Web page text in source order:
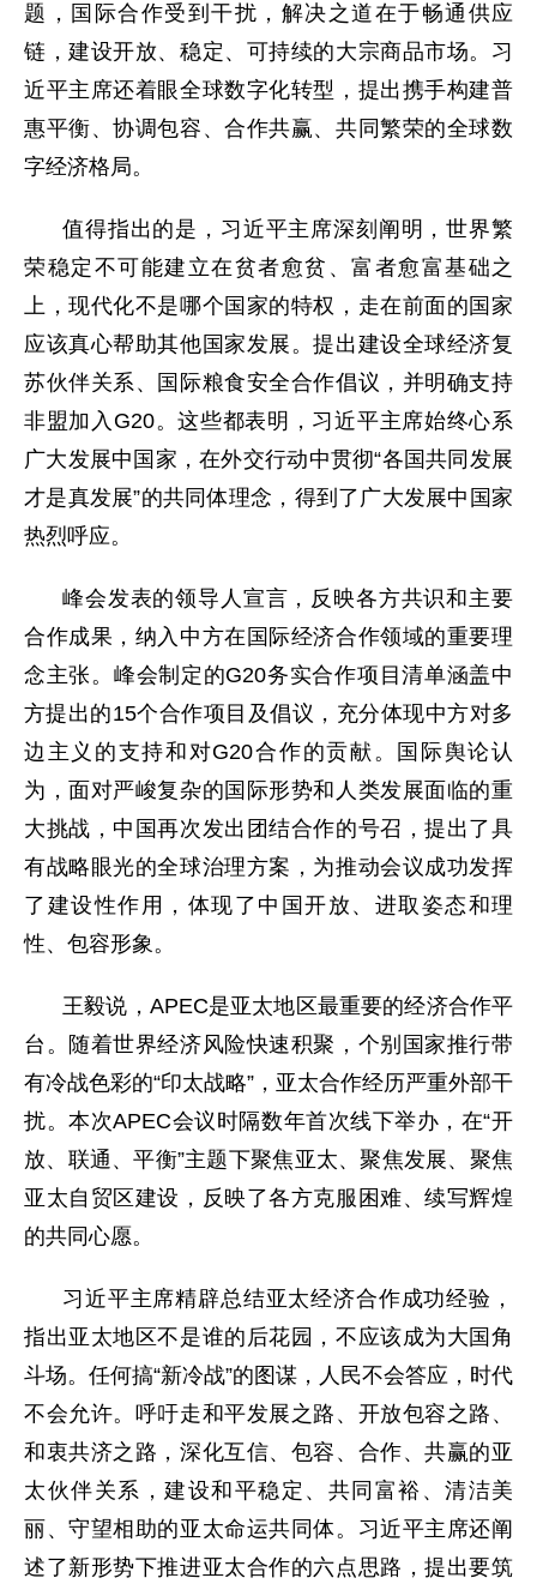
题，国际合作受到干扰，解决之道在于畅通供应
链，建设开放、稳定、可持续的大宗商品市场。习
近平主席还着眼全球数字化转型，提出携手构建普
惠平衡、协调包容、合作共赢、共同繁荣的全球数
字经济格局。
值得指出的是，习近平主席深刻阐明，世界繁
荣稳定不可能建立在贫者愈贫、富者愈富基础之
上，现代化不是哪个国家的特权，走在前面的国家
应该真心帮助其他国家发展。提出建设全球经济复
苏伙伴关系、国际粮食安全合作倡议，并明确支持
非盟加入G20。这些都表明，习近平主席始终心系
广大发展中国家，在外交行动中贯彻“各国共同发展
才是真发展”的共同体理念，得到了广大发展中国家
热烈呼应。
峰会发表的领导人宣言，反映各方共识和主要
合作成果，纳入中方在国际经济合作领域的重要理
念主张。峰会制定的G20务实合作项目清单涵盖中
方提出的15个合作项目及倡议，充分体现中方对多
边主义的支持和对G20合作的贡献。国际舆论认
为，面对严峻复杂的国际形势和人类发展面临的重
大挑战，中国再次发出团结合作的号召，提出了具
有战略眼光的全球治理方案，为推动会议成功发挥
了建设性作用，体现了中国开放、进取姿态和理
性、包容形象。
王毅说，APEC是亚太地区最重要的经济合作平
台。随着世界经济风险快速积聚，个别国家推行带
有冷战色彩的“印太战略”，亚太合作经历严重外部干
扰。本次APEC会议时隔数年首次线下举办，在“开
放、联通、平衡”主题下聚焦亚太、聚焦发展、聚焦
亚太自贸区建设，反映了各方克服困难、续写辉煌
的共同心愿。
习近平主席精辟总结亚太经济合作成功经验，
指出亚太地区不是谁的后花园，不应该成为大国角
斗场。任何搞“新冷战”的图谋，人民不会答应，时代
不会允许。呼吁走和平发展之路、开放包容之路、
和衷共济之路，深化互信、包容、合作、共赢的亚
太伙伴关系，建设和平稳定、共同富裕、清洁美
丽、守望相助的亚太命运共同体。习近平主席还阐
述了新形势下推进亚太合作的六点思路，提出要筑